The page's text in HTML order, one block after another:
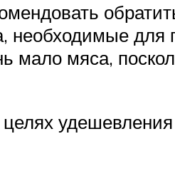
необходимые для
мало мяса,
целях